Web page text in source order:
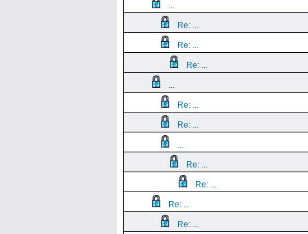
...
Re: ...
Re: ...
Re: ...
...
Re: ...
Re: ...
...
Re: ...
Re: ...
Re: ...
Re: ...